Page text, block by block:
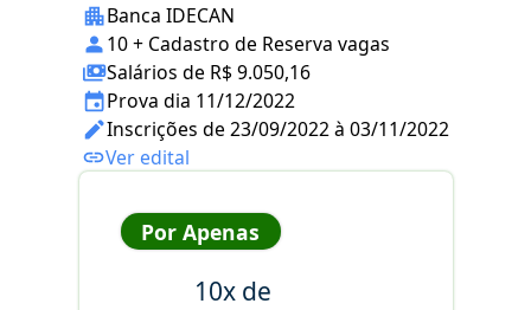
Banca IDECAN
10 + Cadastro de Reserva vagas
Salários de R$ 9.050,16
Prova dia 11/12/2022
Inscrições de 23/09/2022 à 03/11/2022
Ver edital
Por Apenas
10x de